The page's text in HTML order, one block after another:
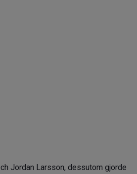
Jordan Larsson, dessutom gjorde